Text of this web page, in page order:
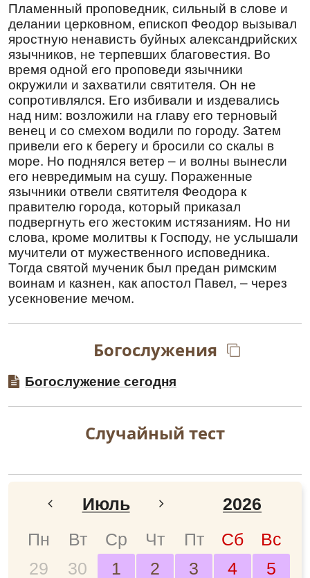
Пламенный проповедник, сильный в слове и
делании церковном, епископ Феодор вызывал
яростную ненависть буйных александрийских
язычников, не терпевших благовестия. Во
время одной его проповеди язычники
окружили и захватили святителя. Он не
сопротивлялся. Его избивали и издевались
над ним: возложили на главу его терновый
венец и со смехом водили по городу. Затем
привели его к берегу и бросили со скалы в
море. Но поднялся ветер – и волны вынесли
его невредимым на сушу. Пораженные
язычники отвели святителя Феодора к
правителю города, который приказал
подвергнуть его жестоким истязаниям. Но ни
слова, кроме молитвы к Господу, не услышали
мучители от мужественного исповедника.
Тогда святой мученик был предан римским
воинам и казнен, как апостол Павел, – через
усекновение мечом.
Богослужения
Богослужение сегодня
Случайный тест
Январь
Февраль
Июль
2024
2025
2026
Пн
Вт Ср Чт Пт Сб
Вс
29
30 1 2 3 4
5